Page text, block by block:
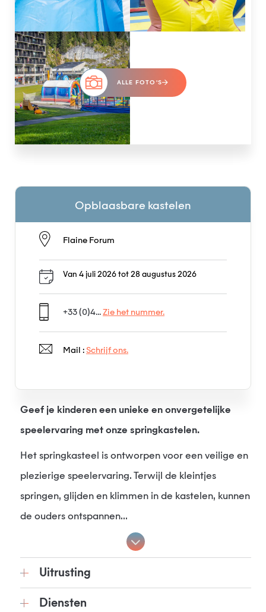
ALLE FOTO'S
Geef je kinderen een unieke en onvergetelijke
speelervaring met onze springkastelen.
Het springkasteel is ontworpen voor een veilige en
plezierige speelervaring. Terwijl de kleintjes
springen, glijden en klimmen in de kastelen, kunnen
de ouders ontspannen...
Uitrusting
Diensten
Opblaasbare kastelen
Flaine Forum
Van 4 juli 2026 tot 28 augustus 2026
+33 (0)4... Zie het nummer.
Mail : Schrijf ons.